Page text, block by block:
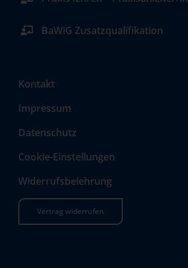
BaWiG Zusatzqualifikation
Kontakt
Impressum
Datenschutz
Cookie-Einstellungen
Widerrufsbelehrung
Vertrag widerrufen